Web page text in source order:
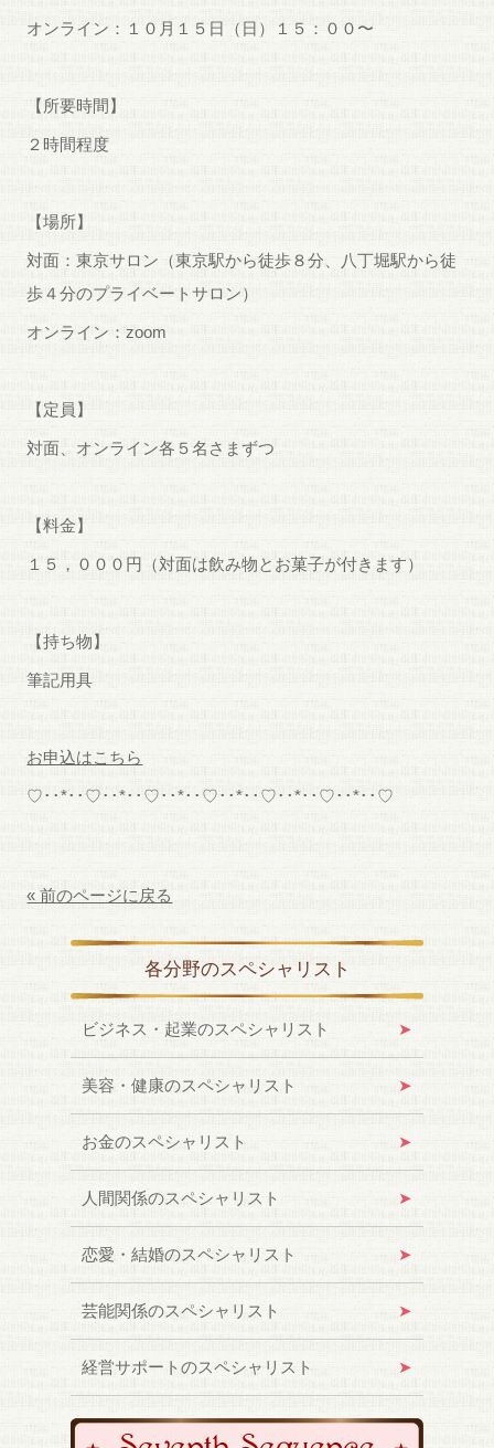
オンライン：１０月１５日（日）１５：００〜
【所要時間】
２時間程度
【場所】
対面：東京サロン（東京駅から徒歩８分、八丁堀駅から徒
歩４分のプライベートサロン）
オンライン：zoom
【定員】
対面、オンライン各５名さまずつ
【料金】
１５，０００円（対面は飲み物とお菓子が付きます）
【持ち物】
筆記用具
お申込はこちら
♡･･*･･♡･･*･･♡･･*･･♡･･*･･♡･･*･･♡･･*･･♡
« 前のページに戻る
各分野のスペシャリスト
ビジネス・起業のスペシャリスト
美容・健康のスペシャリスト
お金のスペシャリスト
人間関係のスペシャリスト
恋愛・結婚のスペシャリスト
芸能関係のスペシャリスト
経営サポートのスペシャリスト